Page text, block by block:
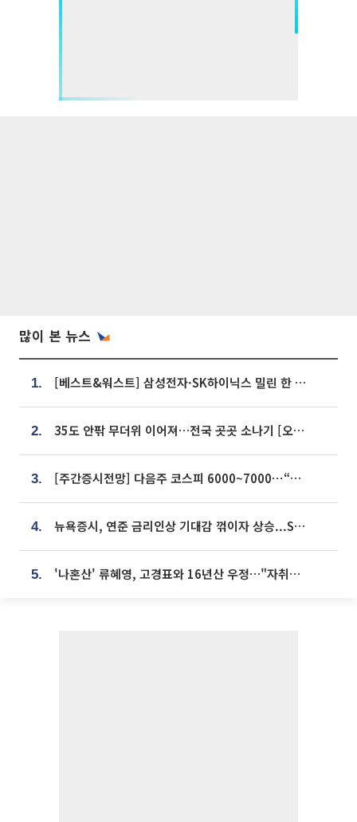
많이 본 뉴스
1. [베스트&워스트] 삼성전자·SK하이닉스 밀린 한 주…상상인증권은 85% 급등
2. 35도 안팎 무더위 이어져…전국 곳곳 소나기 [오늘 날씨]
3. [주간증시전망] 다음주 코스피 6000~7000⋯“外人 수급은 정책이 변수”
4. 뉴욕증시, 연준 금리인상 기대감 꺾이자 상승...S&P500 사상 최고치 [종합]
5. '나혼산' 류혜영, 고경표와 16년산 우정…"자취방서 부모님과 마주쳐"